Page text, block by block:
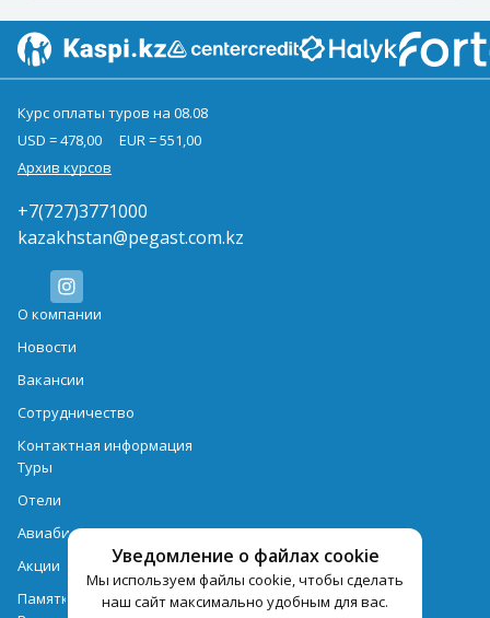
Уведомление о файлах cookie
Мы используем файлы cookie, чтобы сделать
наш сайт максимально удобным для вас.
Курс оплаты туров на 08.08
USD = 478,00
EUR = 551,00
Архив курсов
+7(727)3771000
kazakhstan@pegast.com.kz
О компании
Новости
Вакансии
Сотрудничество
Контактная информация
Туры
Отели
Авиабилеты
Акции
Памятка для туристов